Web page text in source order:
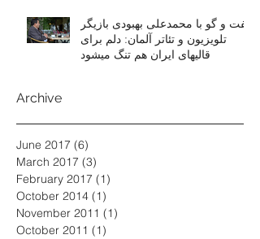
گفت و گو با محمدعلی بهبودی بازیگر
تلویزیون و تئاتر آلمان: دلم برای
قالیهای ایران هم تنگ میشود
Archive
June 2017 (6)
March 2017 (3)
February 2017 (1)
October 2014 (1)
November 2011 (1)
October 2011 (1)